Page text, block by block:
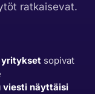
ratkaisevat.
yritykset sopivat
viesti näyttäisi